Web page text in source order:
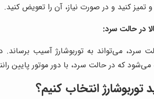
تمیز کنید و در صورت نیاز، آن را تعویض کنید.
در حالت سرد:
سرد، می‌تواند به توربوشارژ آسیب
که در حالت سرد، با دور موتور پایین
توربوشارژ انتخاب کنیم؟